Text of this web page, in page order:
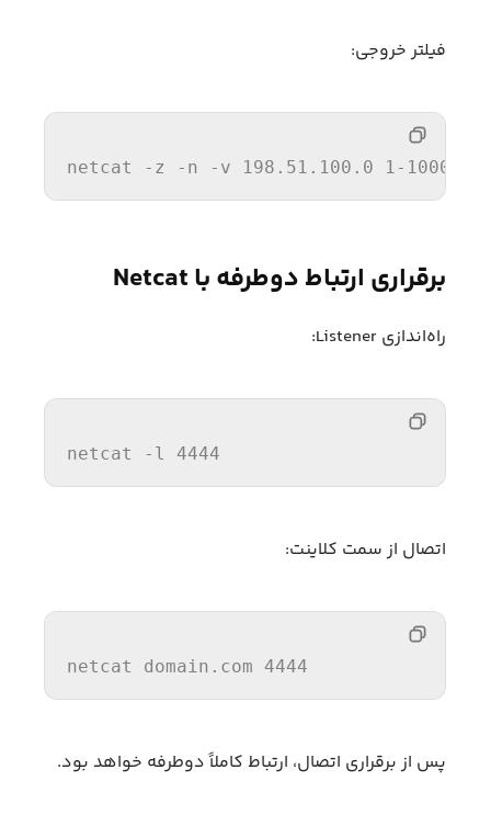
فیلتر خروجی:
netcat -z -n -v 198.51.100.0 1 - 1000
برقراری ارتباط دوطرفه با Netcat
راه‌اندازی Listener:
netcat -l 4444
اتصال از سمت کلاینت:
netcat domain.com 4444
پس از برقراری اتصال، ارتباط کاملاً دوطرفه خواهد بود.